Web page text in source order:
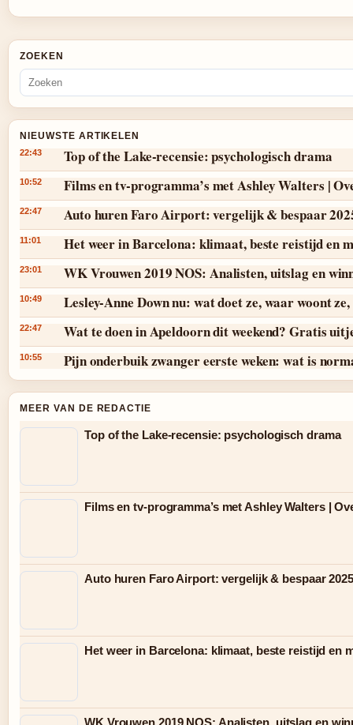
ZOEKEN
NIEUWSTE ARTIKELEN
22:43 Top of the Lake-recensie: psychologisch drama
10:52 Films en tv-programma’s met Ashley Walters |
22:47 Auto huren Faro Airport: vergelijk & bespaar
11:01 Het weer in Barcelona: klimaat, beste reistijd en
23:01 WK Vrouwen 2019 NOS: Analisten, uitslag en
10:49 Lesley-Anne Down nu: wat doet ze, waar woont
22:47 Wat te doen in Apeldoorn dit weekend? Gratis
10:55 Pijn onderbuik zwanger eerste weken: wat is
MEER VAN DE REDACTIE
Top of the Lake-recensie: psychologisch drama
Films en tv-programma’s met Ashley Walters |
Auto huren Faro Airport: vergelijk & bespaar
Het weer in Barcelona: klimaat, beste reistijd en
WK Vrouwen 2019 NOS: Analisten, uitslag en